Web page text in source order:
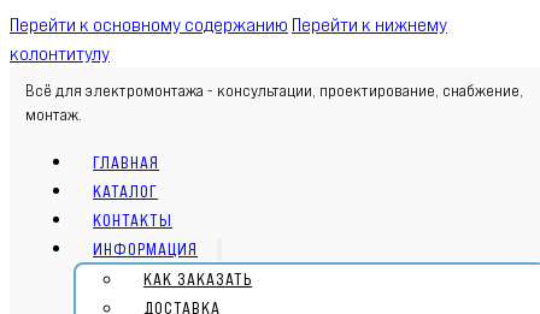
Перейти к основному содержанию Перейти к нижнему
колонтитулу
Всё для электромонтажа - консультации, проектирование, снабжение,
монтаж.
ГЛАВНАЯ
КАТАЛОГ
КОНТАКТЫ
ИНФОРМАЦИЯ
КАК ЗАКАЗАТЬ
ДОСТАВКА